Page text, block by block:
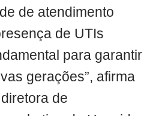
de atendimento
de UTIs
para garantir
gerações”, afirma
de